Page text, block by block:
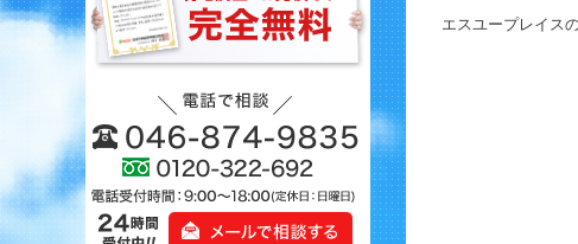
エスユープレイス